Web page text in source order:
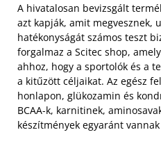
A hivatalosan bevizsgált
azt kapják, amit megvesznek,
hatékonyságát számos teszt
forgalmaz a Scitec shop,
ahhoz, hogy a sportolók és a
a kitűzött céljaikat. Az egész
honlapon, glükozamin és
BCAA-k, karnitinek,
készítmények egyaránt